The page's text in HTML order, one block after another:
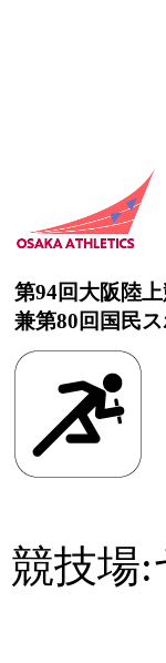
第94回大阪陸
兼第80回国民
競技場